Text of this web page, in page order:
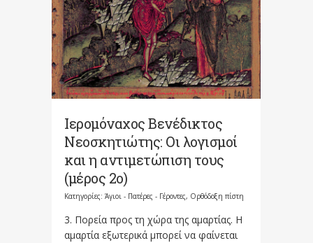
Ιερομόναχος Βενέδικτος
Νεοσκητιώτης: Οι λογισμοί
και η αντιμετώπιση τους
(μέρος 2ο)
Κατηγορίες: Άγιοι - Πατέρες - Γέροντες, Ορθόδοξη πίστη
3. Πορεία προς τη χώρα της αμαρτίας. Η
αμαρτία εξωτερικά μπορεί να φαίνεται